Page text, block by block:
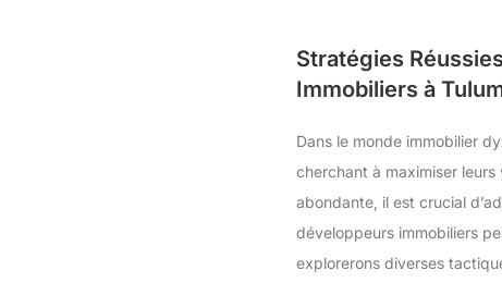
Stratégies
Immobiliers à
Dans le monde immobilier
cherchant à maximiser
abondante, il est crucial
développeurs immobiliers
explorerons diverses